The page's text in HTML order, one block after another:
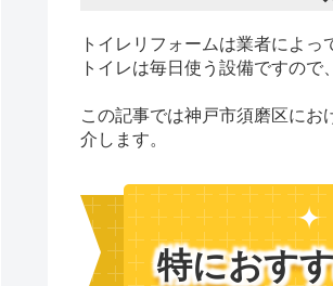
トイレリフォームは業者によ
トイレは毎日使う設備ですの
この記事では神戸市須磨区に
介します。
特におす